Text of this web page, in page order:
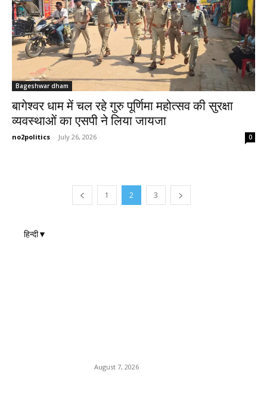
Bageshwar dham
बागेश्वर धाम में चल रहे गुरु पूर्णिमा महोत्सव की सुरक्षा
व्यवस्थाओं का एसपी ने लिया जायजा
no2politics - July 26, 2026 0
1 2 3
हिन्दी▼
August 7, 2026